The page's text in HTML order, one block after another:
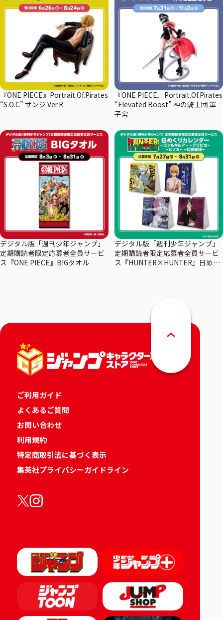
『ONE PIECE』Portrait.Of.Pirates
“S.O.C” サンジ Ver.R
『ONE PIECE』Portrait.Of.Pirates
“Elevated Boost” 神の騎士団 軍
子宮
デジタル版「週刊少年ジャンプ」
定期購読者限定応募者全員サービ
ス『ONE PIECE』BIGタオル
デジタル版「週刊少年ジャンプ」
定期購読者限定応募者全員サービ
ス『HUNTER×HUNTER』日めく
ご利用ガイド
よくあるご質問
お問い合わせ
利用規約
特定商取引法に基づく表示
集英社プライバシーガイドライン